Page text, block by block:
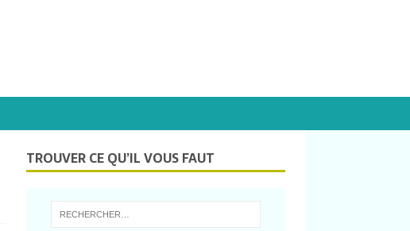
TROUVER CE QU’IL VOUS FAUT